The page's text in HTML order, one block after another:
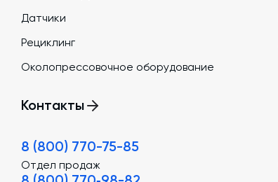
Датчики
Рециклинг
Околопрессовочное оборудование
Контакты
8 (800) 770-75-85
Отдел продаж